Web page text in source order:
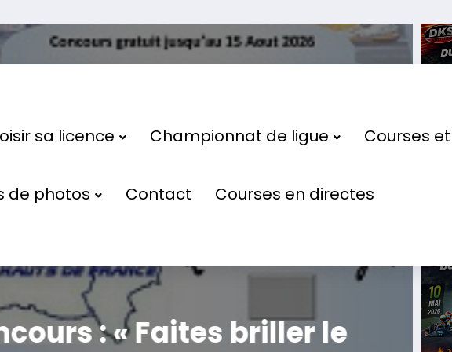
sa licence Championnat de ligue Courses
de photos Contact Courses en directes
: « Faites briller le